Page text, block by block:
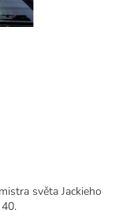
světa Jackieho